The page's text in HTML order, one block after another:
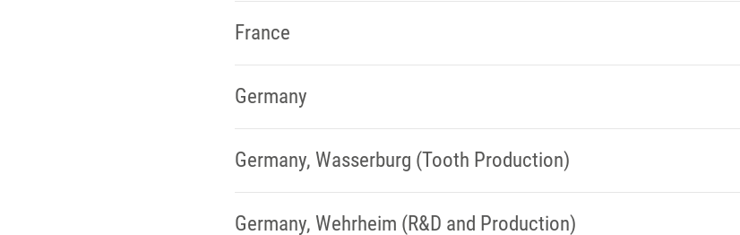
France
Germany
Germany, Wasserburg (Tooth Production)
Germany, Wehrheim (R&D and Production)